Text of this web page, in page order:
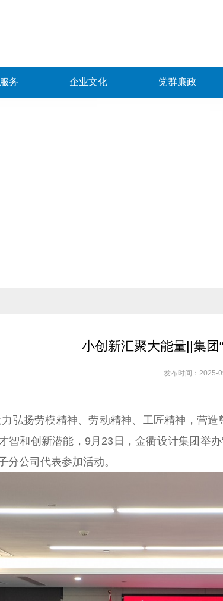
务 企业文化 党群廉政
小创新汇聚大能量||集团
发布时间：2025-
弘扬劳模精神、劳动精神、工匠精神，营
智和创新潜能，9月23日，金衢设计集团举
分公司代表参加活动。